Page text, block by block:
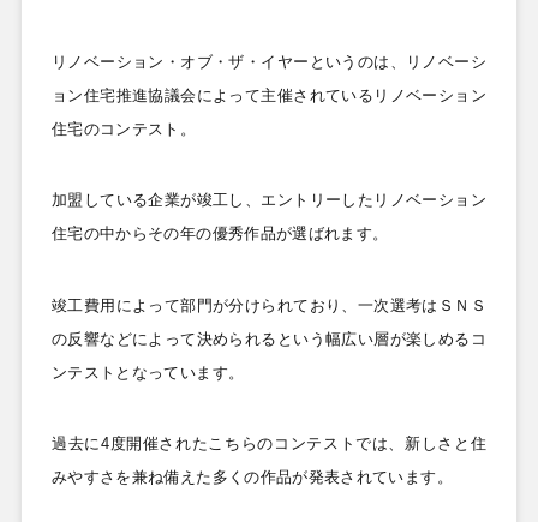
リノベーション・オブ・ザ・イヤーというのは、リノベーシ
ョン住宅推進協議会によって主催されているリノベーション
住宅のコンテスト。
加盟している企業が竣工し、エントリーしたリノベーション
住宅の中からその年の優秀作品が選ばれます。
竣工費用によって部門が分けられており、一次選考はＳＮＳ
の反響などによって決められるという幅広い層が楽しめるコ
ンテストとなっています。
過去に4度開催されたこちらのコンテストでは、新しさと住
みやすさを兼ね備えた多くの作品が発表されています。